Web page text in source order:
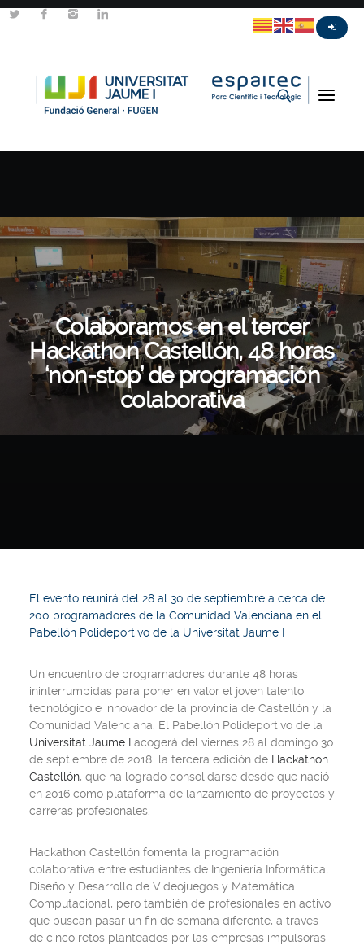
Colaboramos en el tercer
Hackathon Castellón, 48 horas
‘non-stop’ de programación
colaborativa
El evento reunirá del 28 al 30 de septiembre a cerca de
200 programadores de la Comunidad Valenciana en el
Pabellón Polideportivo de la Universitat Jaume I
Un encuentro de programadores durante 48 horas
ininterrumpidas para poner en valor el joven talento
tecnológico e innovador de la provincia de Castellón y la
Comunidad Valenciana. El Pabellón Polideportivo de la
Universitat Jaume I acogerá del viernes 28 al domingo 30
de septiembre de 2018 la tercera edición de Hackathon
Castellón, que ha logrado consolidarse desde que nació
en 2016 como plataforma de lanzamiento de proyectos y
carreras profesionales.
Hackathon Castellón fomenta la programación
colaborativa entre estudiantes de Ingeniería Informática,
Diseño y Desarrollo de Videojuegos y Matemática
Computacional, pero también de profesionales en activo
que buscan pasar un fin de semana diferente, a través
de cinco retos planteados por las empresas impulsoras